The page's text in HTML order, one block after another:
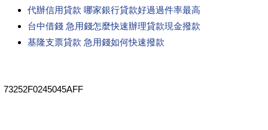
代辦信用貸款 哪家銀行貸款好過過件率最高
台中借錢 急用錢怎麼快速辦理貸款現金撥款
基隆支票貸款 急用錢如何快速撥款
73252F0245045AFF